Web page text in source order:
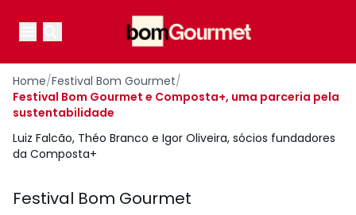
Open main menu
Open main menu
Home/Festival Bom Gourmet/
Festival Bom Gourmet e Composta+, uma parceria pela
sustentabilidade
Luiz Falcão, Théo Branco e Igor Oliveira, sócios fundadores
da Composta+
Festival Bom Gourmet